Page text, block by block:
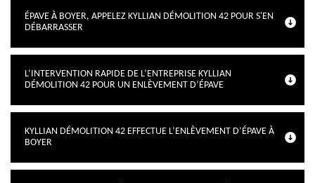
ÉPAVE À BOYER, APPELEZ KYLLIAN DÉMOLITION 42 POUR S'EN
DÉBARRASSER
L’INTERVENTION RAPIDE DE L’ENTREPRISE KYLLIAN
DÉMOLITION 42 POUR UN ENLÈVEMENT D’ÉPAVE
KYLLIAN DÉMOLITION 42 EFFECTUE L’ENLÈVEMENT D’ÉPAVE À
BOYER